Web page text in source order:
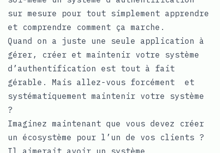
sur mesure pour tout simplement apprendre
et comprendre comment ça marche.
Quand on a juste une seule application à
gérer, créer et maintenir votre système
d’authentification est tout à fait
gérable. Mais allez-vous forcément et
systématiquement maintenir votre système
?
Imaginez maintenant que vous devez créer
un écosystème pour l’un de vos clients ?
Il aimerait avoir un système